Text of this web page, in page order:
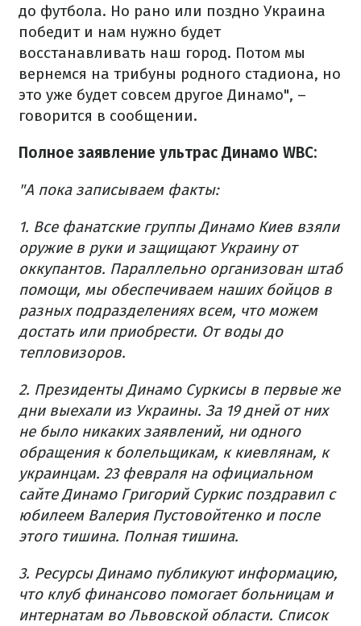
до футбола. Но рано или поздно Украина
победит и нам нужно будет
восстанавливать наш город. Потом мы
вернемся на трибуны родного стадиона, но
это уже будет совсем другое Динамо", –
говорится в сообщении.
Полное заявление ультрас Динамо WBC:
"А пока записываем факты:
1. Все фанатские группы Динамо Киев взяли
оружие в руки и защищают Украину от
оккупантов. Параллельно организован штаб
помощи, мы обеспечиваем наших бойцов в
разных подразделениях всем, что можем
достать или приобрести. От воды до
тепловизоров.
2. Президенты Динамо Суркисы в первые же
дни выехали из Украины. За 19 дней от них
не было никаких заявлений, ни одного
обращения к болельщикам, к киевлянам, к
украинцам. 23 февраля на официальном
сайте Динамо Григорий Суркис поздравил с
юбилеем Валерия Пустовойтенко и после
этого тишина. Полная тишина.
3. Ресурсы Динамо публикуют информацию,
что клуб финансово помогает больницам и
интернатам во Львовской области. Список